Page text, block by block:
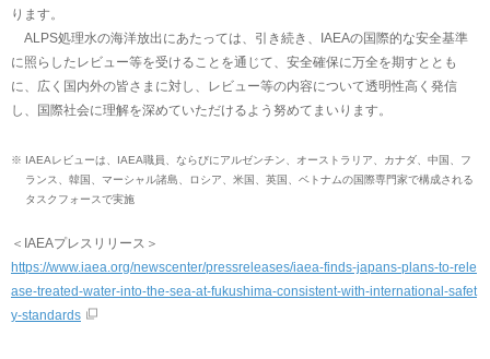
ります。
ALPS処理水の海洋放出にあたっては、引き続き、IAEAの国際的な安全基準
に照らしたレビュー等を受けることを通じて、安全確保に万全を期すととも
に、広く国内外の皆さまに対し、レビュー等の内容について透明性高く発信
し、国際社会に理解を深めていただけるよう努めてまいります。
※ IAEAレビューは、IAEA職員、ならびにアルゼンチン、オーストラリア、カナダ、中国、フ
ランス、韓国、マーシャル諸島、ロシア、米国、英国、ベトナムの国際専門家で構成される
タスクフォースで実施
＜IAEAプレスリリース＞
https://www.iaea.org/newscenter/pressreleases/iaea-finds-japans-plans-to-rele
ase-treated-water-into-the-sea-at-fukushima-consistent-with-international-safet
y-standards